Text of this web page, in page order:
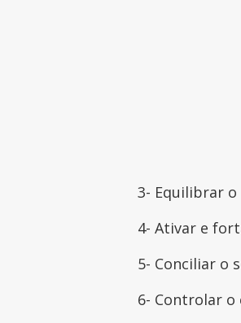
3- Equilibrar
4- Ativar e
5- Conciliar o
6- Controlar o